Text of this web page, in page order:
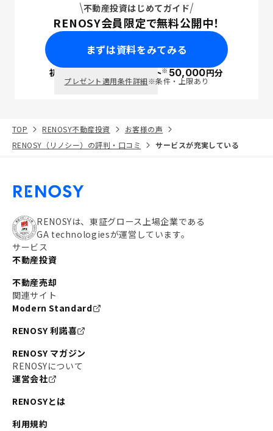
不動産投資はじめてガイド
RENOSY会員限定で無料公開中！
まずは資料をみてみる
初回面談で ポイント※50,000円分
プレゼント適用条件詳細※条件・上限あり
TOP RENOSY不動産投資
お客様の声
RENOSY（リノシー）の評判・口コミ
サービスが充実している
RENOSYは、東証グロース上場企業である
GA technologiesが運営しています。
サービス
不動産投資
不動産売却
関連サイト
Modern Standard
RENOSY 利諾喜
RENOSY マガジン
RENOSYについて
運営会社
RENOSYとは
利用規約